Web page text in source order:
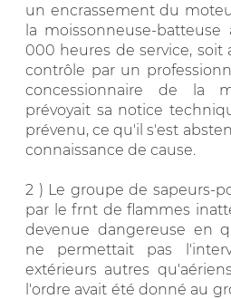
un encrassement du
la moissonneuse-
000 heures de service, soit
contrôle par un
concessionnaire de la
prévoyait sa notice
prévenu, ce qu'il s'est
connaissance de cause.
2 ) Le groupe de sapeurs-
par le frnt de flammes
devenue dangereuse en
ne permettait pas
extérieurs autres
l'ordre avait été donné au